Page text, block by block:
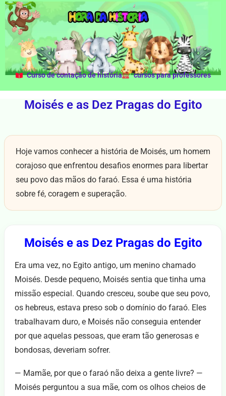
Curso de contação de história cursos para professores
Moisés e as Dez Pragas do Egito
Hoje vamos conhecer a história de Moisés, um homem
corajoso que enfrentou desafios enormes para libertar
seu povo das mãos do faraó. Essa é uma história
sobre fé, coragem e superação.
Moisés e as Dez Pragas do Egito
Era uma vez, no Egito antigo, um menino chamado
Moisés. Desde pequeno, Moisés sentia que tinha uma
missão especial. Quando cresceu, soube que seu povo,
os hebreus, estava preso sob o domínio do faraó. Eles
trabalhavam duro, e Moisés não conseguia entender
por que aquelas pessoas, que eram tão generosas e
bondosas, deveriam sofrer.
— Mamãe, por que o faraó não deixa a gente livre? —
Moisés perguntou a sua mãe, com os olhos cheios de